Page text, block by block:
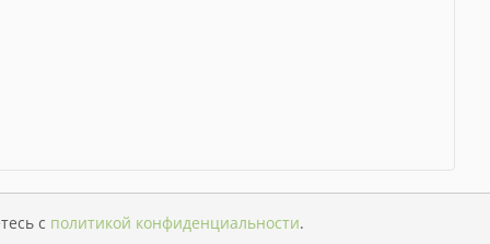
с политикой конфиденциальности.